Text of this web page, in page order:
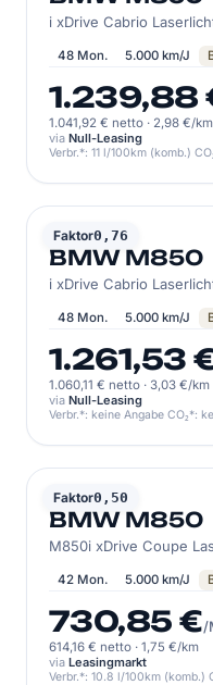
i xDrive Cabrio
48 Mon. 5.000 km/J
1.239,88
1.041,92 € netto · 2,98 €/km
via Null-Leasing
Verbr.*: 11 l/100km (komb.)
Faktor0,76
BMW
BMW M850
48 Mon. 5.000 km/J
1.261,53
1.060,11 € netto · 3,03 €/km
via Null-Leasing
Verbr.*: keine Angabe CO₂*:
Faktor0,50
BMW
BMW M850
M850i xDrive Coupe
42 Mon. 5.000 km/J
730,85 €/
614,16 € netto · 1,75 €/km
via Leasingmarkt
Verbr.*: 10.8 l/100km (komb.)